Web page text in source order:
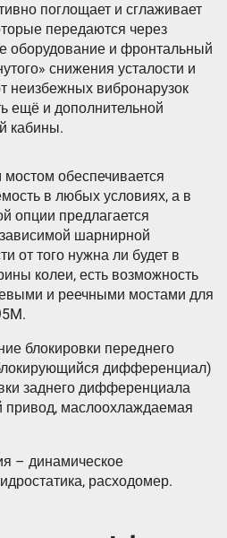
поглощает и сглаживает
передаются через
оборудование и фронтальный
снижения усталости и
неизбежных вибронарузок
ещё и дополнительной
кабины.
обеспечивается
в любых условиях, а в
опции предлагается
шарнирной
от того нужна ли будет в
колеи, есть возможность
и реечными мостами для
блокировки переднего
дифференциал)
заднего дифференциала
привод, маслоохлаждаемая
– динамическое
расходомер.